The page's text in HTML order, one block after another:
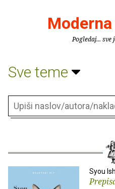
Pogledaj... sve
Sve teme
Syou